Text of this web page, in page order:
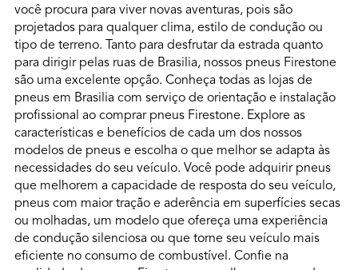
você procura para viver novas aventuras, pois são
projetados para qualquer clima, estilo de condução ou
tipo de terreno. Tanto para desfrutar da estrada quanto
para dirigir pelas ruas de Brasilia, nossos pneus Firestone
são uma excelente opção. Conheça todas as lojas de
pneus em Brasilia com serviço de orientação e instalação
profissional ao comprar pneus Firestone. Explore as
características e benefícios de cada um dos nossos
modelos de pneus e escolha o que melhor se adapta às
necessidades do seu veículo. Você pode adquirir pneus
que melhorem a capacidade de resposta do seu veículo,
pneus com maior tração e aderência em superfícies secas
ou molhadas, um modelo que ofereça uma experiência
de condução silenciosa ou que torne seu veículo mais
eficiente no consumo de combustível. Confie na